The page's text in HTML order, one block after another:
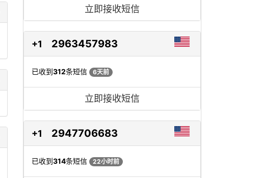
立即接收短信
+1 2963457983
已收到312条短信 6天前
立即接收短信
+1 2947706683
已收到314条短信 22小时前